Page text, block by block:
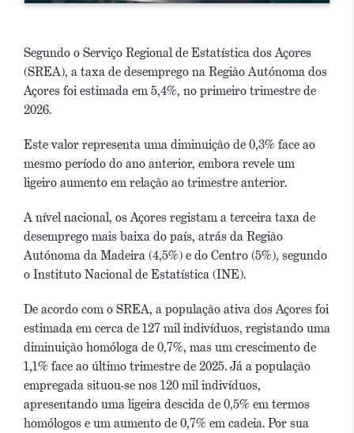
Segundo o Serviço Regional de Estatística dos Açores
(SREA), a taxa de desemprego na Região Autónoma dos
Açores foi estimada em 5,4%, no primeiro trimestre de
2026.
Este valor representa uma diminuição de 0,3% face ao
mesmo período do ano anterior, embora revele um
ligeiro aumento em relação ao trimestre anterior.
A nível nacional, os Açores registam a terceira taxa de
desemprego mais baixa do país, atrás da Região
Autónoma da Madeira (4,5%) e do Centro (5%), segundo
o Instituto Nacional de Estatística (INE).
De acordo com o SREA, a população ativa dos Açores foi
estimada em cerca de 127 mil indivíduos, registando uma
diminuição homóloga de 0,7%, mas um crescimento de
1,1% face ao último trimestre de 2025. Já a população
empregada situou-se nos 120 mil indivíduos,
apresentando uma ligeira descida de 0,5% em termos
homólogos e um aumento de 0,7% em cadeia. Por sua